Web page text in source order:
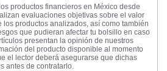
productos financieros en México desde
evaluaciones objetivas sobre el valor
productos analizados, así como también
que pudieran afectar tu bolsillo en caso
presentan la opinión de nuestros
del producto disponible al momento
el lector deberá asegurarse que dichas
antes de contratarlo.